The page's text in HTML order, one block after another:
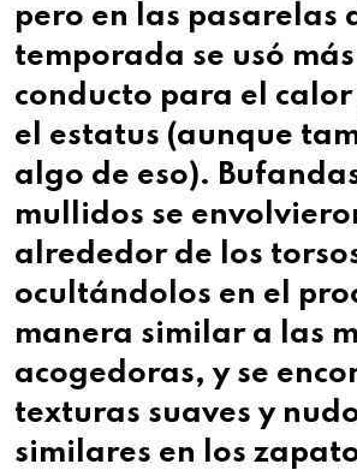
pero en las pasarelas
temporada se usó
conducto para el
el estatus (aunque
algo de eso).
mullidos se
alrededor de los
ocultándolos en el
manera similar a las
acogedoras, y se
texturas suaves y
similares en los